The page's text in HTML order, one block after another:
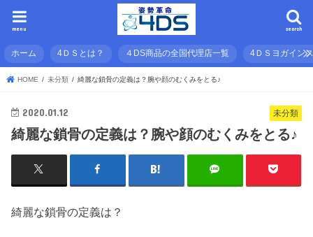
search
menu
ホーム 4ＤＳとは？ ４DS商品の全国代理店一覧 4ＤＳヨガイン
HOME 未分類 綺麗な鎖骨の定義は？腕や顔のむくみをとる♪
未分類
2020.01.12
綺麗な鎖骨の定義は？腕や顔のむくみをとる♪
綺麗な鎖骨の定義は？